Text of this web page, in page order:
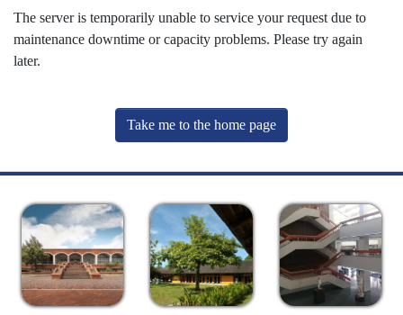
The server is temporarily unable to service your request due to
maintenance downtime or capacity problems. Please try again
later.
Take me to the home page